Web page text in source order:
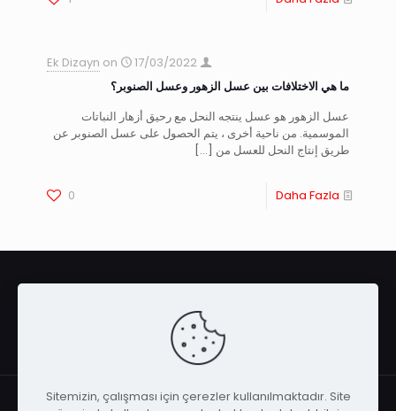
Ek Dizayn on
17/03/2022
ما هي الاختلافات بين عسل الزهور وعسل الصنوبر؟
عسل الزهور هو عسل ينتجه النحل مع رحيق أزهار النباتات
الموسمية. من ناحية أخرى ، يتم الحصول على عسل الصنوبر عن
طريق إنتاج النحل للعسل من […]
0 Daha Fazla
Sitemizin, çalışması için çerezler kullanılmaktadır. Site